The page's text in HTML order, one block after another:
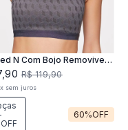
N Com Bojo Removivel
,90 R$ 119,90
x sem juros
60%OFF